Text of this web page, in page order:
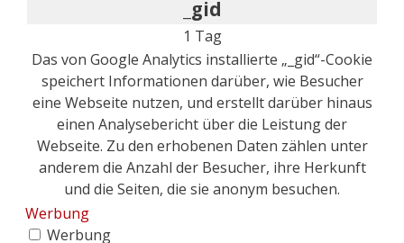
_gid
1 Tag
Das von Google Analytics installierte „_gid“-Cookie
speichert Informationen darüber, wie Besucher
eine Webseite nutzen, und erstellt darüber hinaus
einen Analysebericht über die Leistung der
Webseite. Zu den erhobenen Daten zählen unter
anderem die Anzahl der Besucher, ihre Herkunft
und die Seiten, die sie anonym besuchen.
Werbung
Werbung